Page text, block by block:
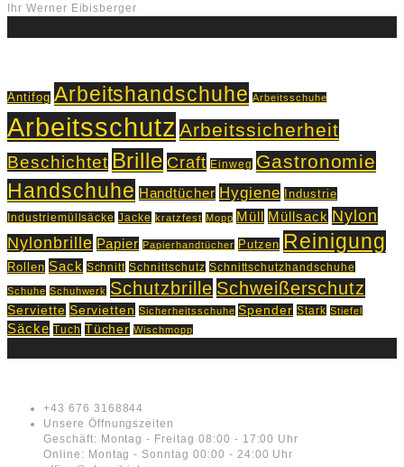
Ihr Werner Eibisberger
Antifog Arbeitshandschuhe Arbeitsschuhe
Arbeitsschutz Arbeitssicherheit
Beschichtet Brille Craft Einweg Gastronomie
Handschuhe Handtücher Hygiene Industrie
Industriemüllsäcke Jacke kratzfest Mopp Müll Müllsack Nylon
Nylonbrille Papier Papierhandtücher Putzen Reinigung
Rollen Sack Schnitt Schnittschutz Schnittschutzhandschuhe
Schuhe Schuhwerk Schutzbrille Schweißerschutz
Serviette Servietten Sicherheitsschuhe Spender Stark Stiefel
Säcke Tuch Tücher Wischmopp
+43 676 3168844
Unsere Öffnungszeiten
Geschäft: Montag - Freitag 08:00 - 17:00 Uhr
Online: Montag - Sonntag 00:00 - 24:00 Uhr